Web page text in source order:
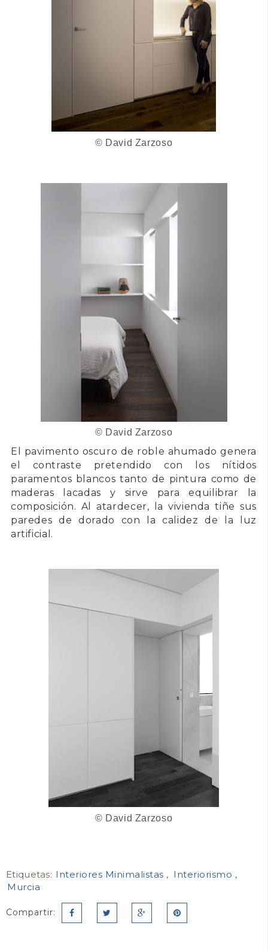
© David Zarzoso
© David Zarzoso
El pavimento oscuro de roble ahumado genera
el contraste pretendido con los nítidos
paramentos blancos tanto de pintura como de
maderas lacadas y sirve para equilibrar la
composición. Al atardecer, la vivienda tiñe sus
paredes de dorado con la calidez de la luz
artificial.
© David Zarzoso
Etiquetas: Interiores Minimalistas
Interiorismo
Murcia
Compartir: